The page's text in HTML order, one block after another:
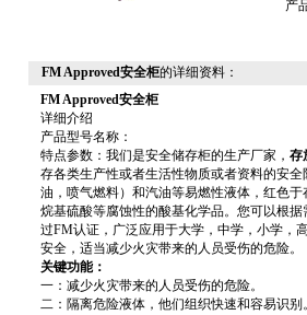
产
FM Approved安全柜的详细资料：
FM Approved安全柜
详细介绍
产品型号名称：
特点参数：我们是安全储存柜的生产厂家 ， 存
存各类生产性或者生活性物质或者资料的安全
油，喷气燃料）和汽油等易燃性液体，红色于
烷基硫酸等腐蚀性的酸基化学品。您可以根据
过FM认证，广泛应用于大学，中学，小学，
安全，适当减少火灾带来的人员受伤的危险。
关键功能：
一：减少火灾带来的人员受伤的危险。
二：隔离危险液体，他们组织快速和容易识别。